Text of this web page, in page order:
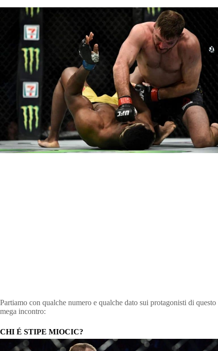
Partiamo con qualche numero e qualche dato sui protagonisti di questo
mega incontro:
CHI É STIPE MIOCIC?